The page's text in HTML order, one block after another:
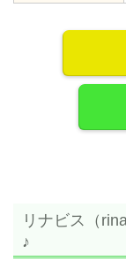
リナビス（
♪